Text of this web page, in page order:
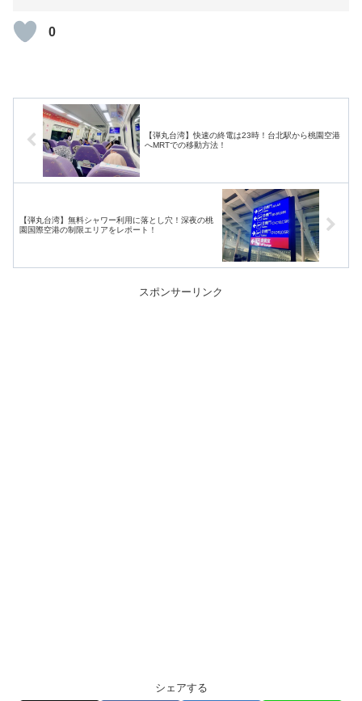
0
【弾丸台湾】快速の終電は23時！台北駅から桃園空港
へMRTでの移動方法！
【弾丸台湾】無料シャワー利用に落とし穴！深夜の桃
園国際空港の制限エリアをレポート！
スポンサーリンク
シェアする